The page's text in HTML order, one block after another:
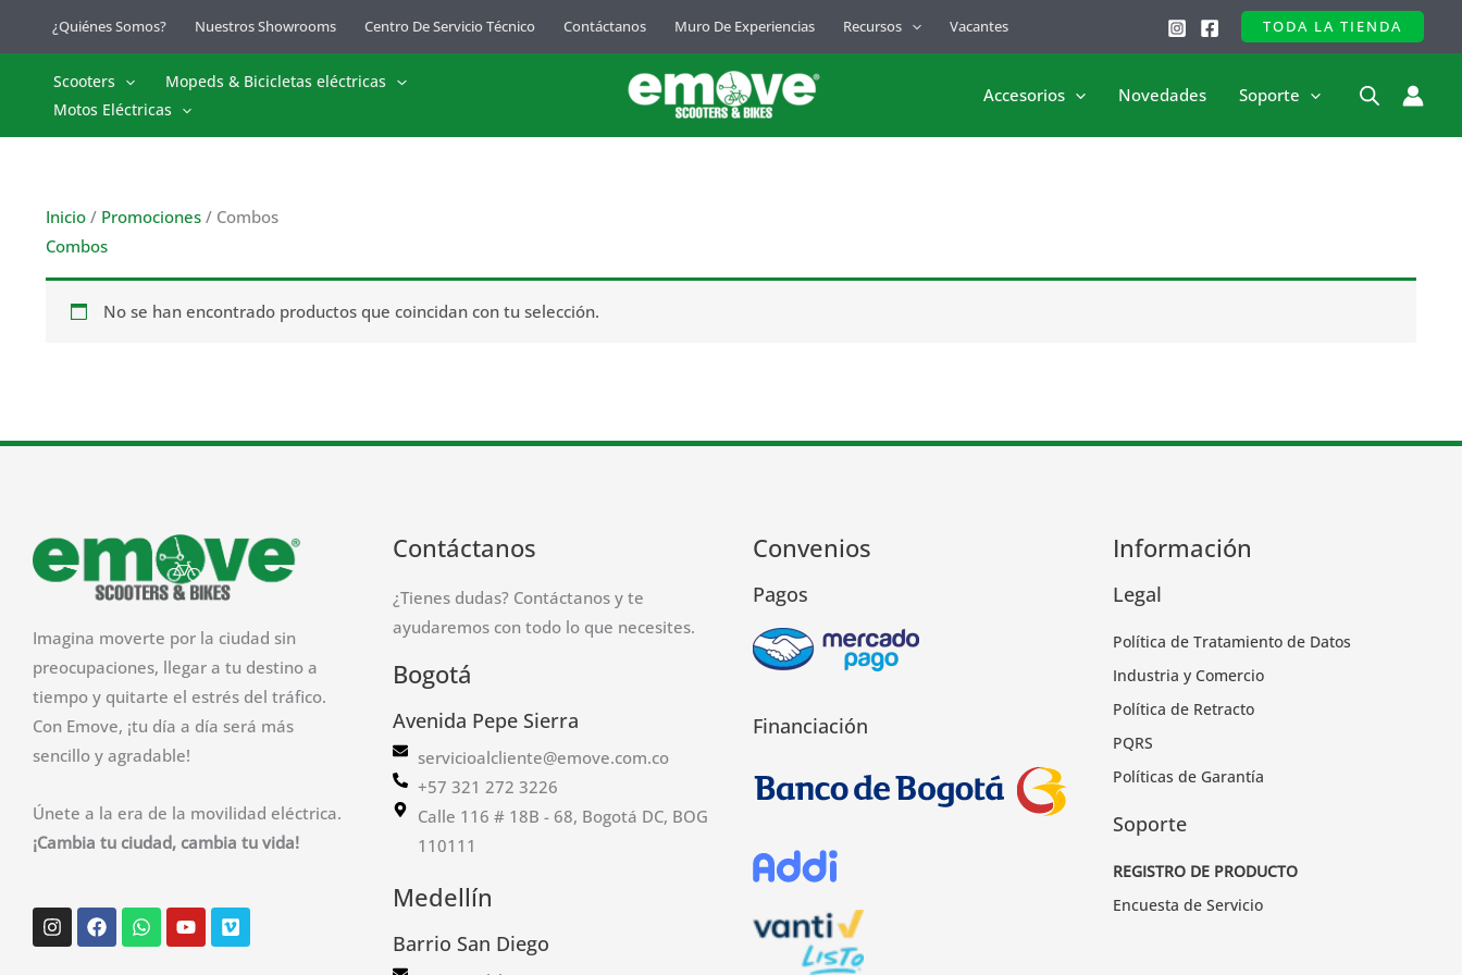
contenido
¿Quiénes Somos? Nuestros Showrooms Centro De Servicio Técnico Contáctanos Muro De Experiencias Recursos Vacantes TODA LA TIENDA
Scooters
Mopeds & Bicicletas eléctricas
Motos Eléctricas
Accesorios Novedades Soporte
Inicio / Promociones / Combos
Combos
No se han encontrado productos que coincidan con tu selección.
Imagina moverte por la ciudad sin
preocupaciones, llegar a tu destino a
tiempo y quitarte el estrés del tráfico.
Con Emove, ¡tu día a día será más
sencillo y agradable!
Únete a la era de la movilidad eléctrica.
¡Cambia tu ciudad, cambia tu vida!
Instagram
FacebookWhatsapp
YoutubeVimeo
Contáctanos
¿Tienes dudas? Contáctanos y te
ayudaremos con todo lo que necesites.
Bogotá
Avenida Pepe Sierra
servicioalcliente@emove.com.co
+57 321 272 3226
Calle 116 # 18B - 68, Bogotá DC, BOG
110111
Medellín
Barrio San Diego
Convenios
Pagos
Financiación
Información
Legal
Política de Tratamiento de Datos
Industria y Comercio
Política de Retracto
PQRS
Políticas de Garantía
Soporte
REGISTRO DE PRODUCTO
Encuesta de Servicio